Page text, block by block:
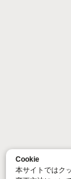
Cookie
本サイトではク